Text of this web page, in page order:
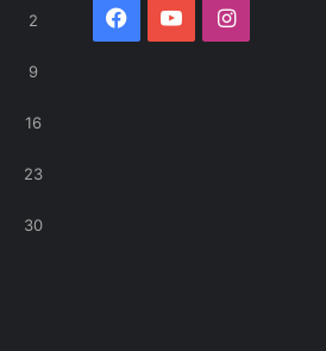
2
9
16
23
30
FacebookYouTubeInstagram